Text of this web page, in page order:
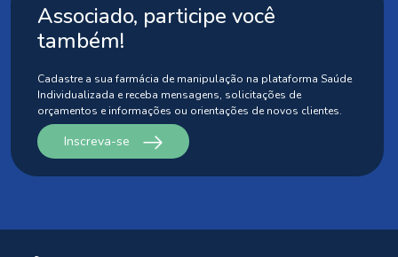
Associado, participe você
também!
Cadastre a sua farmácia de manipulação na plataforma Saúde
Individualizada e receba mensagens, solicitações de
orçamentos e informações ou orientações de novos clientes.
Inscreva-se